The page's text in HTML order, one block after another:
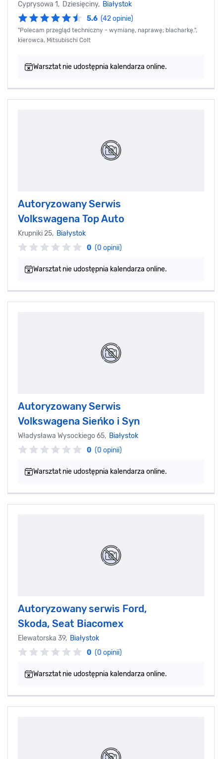
Cyprysowa 1, Dziesięciny, Białystok
5.6 (42 opinie)
"Polecam przegląd techniczny - wymianę, naprawę; blacharkę.",
kierowca, Mitsubischi Colt
Warsztat nie udostępnia kalendarza online.
Autoryzowany Serwis
Volkswagena Top Auto
Krupniki 25, Białystok
0 (0 opinii)
Warsztat nie udostępnia kalendarza online.
Autoryzowany Serwis
Volkswagena Sieńko i Syn
Władysława Wysockiego 65, Białystok
0 (0 opinii)
Warsztat nie udostępnia kalendarza online.
Autoryzowany serwis Ford,
Skoda, Seat Biacomex
Elewatorska 39, Białystok
0 (0 opinii)
Warsztat nie udostępnia kalendarza online.